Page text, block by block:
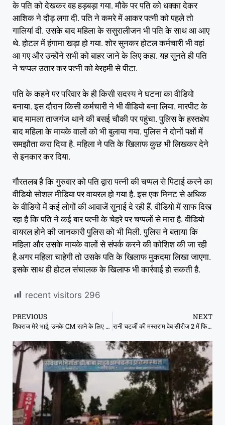
के पति को देखकर वह हड़बड़ा गया. मौके पर पति को धक्का देकर
आशिक ने दौड़ लगा दी. पति ने कमरे में आकर पत्नी को पहले तो
गालियां दी. उसके बाद महिला के ससुरालीजन भी पति के साथ आ आए
थे. होटल में हंगामा खड़ा हो गया. शोर सुनकर होटल कर्मचारी भी वहां
आ गए और उन्होंने सभी को बाहर जाने के लिए कहा. यह सुनते ही पति
ने चप्पल उतार कर पत्नी को बेरहमी से पीटा.
पति के कहने पर परिवार के ही किसी सदस्य ने घटना का वीडियो
बनाया. इस दौरान किसी कर्मचारी ने भी वीडियो बना लिया. मारपीट के
बाद मामला ताजगंज थाने की बसई चौकी पर पहुंचा. पुलिस के हस्तक्षेप
बाद महिला के मायके वालों को भी बुलाया गया. पुलिस ने दोनों पक्षों में
समझौता करा दिया है. महिला ने पति के खिलाफ कुछ भी लिखकर देने
से इनकार कर दिया.
गौरतलब है कि गुरुवार को पति द्वारा पत्नी की चप्पल से पिटाई करने का
वीडियो सोशल मीडिया पर वायरल हो गया है. इस एक मिनट से अधिक
के वीडियो में कई लोगों की आवाजें सुनाई दे रही हैं. वीडियो में साफ दिख
रहा है कि पति ने कई बार पत्नी के चेहरे पर चप्पलों से मारा है. वीडियो
वायरल होने की जानकारी पुलिस को भी मिली. पुलिस ने बताया कि
महिला और उसके मायके वालों से संपर्क करने की कोशिश की जा रही
है.अगर महिला चाहेगी तो उसके पति के खिलाफ मुकदमा लिखा जाएगा.
इसके साथ ही होटल संचालक के खिलाफ भी कार्रवाई हो सकती है.
recent visitors 296
PREVIOUS
शिवराज मेरे भाई, उनके CM रहने के लिए कहीं से चुनाव लड़ने को तैयार: उमा भारती
NEXT
रानी चटर्जी की मस्तराम वेब सीरीज 2 में फिर होगा सेक्स, हॉटनेस का तड़का